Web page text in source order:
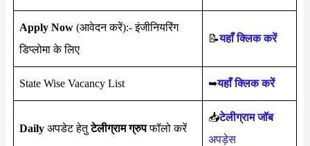
Apply Now(आवेदन करें):- इंजीनियरिंग
डिप्लोमा के लिए
📝यहाँ क्लिक करें
State Wise Vacancy List ➥यहाँ क्लिक करें
Daily अपडेट हेतुटेलीग्राम ग्रुपफॉलो करें
📥टेलीग्राम जॉब
अपड़ेस